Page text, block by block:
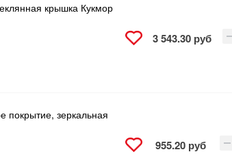
крышка Кукмор
3 543.30 руб
покрытие, зеркальная
955.20 руб